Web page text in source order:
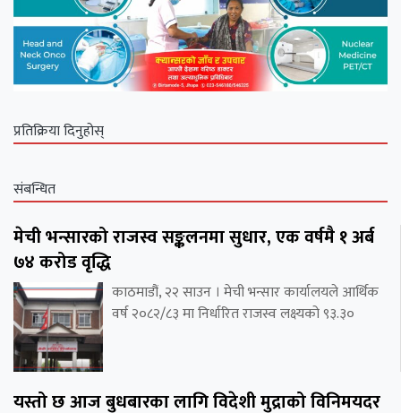
प्रतिक्रिया दिनुहोस्
संबन्धित
मेची भन्सारको राजस्व सङ्कलनमा सुधार, एक वर्षमै १ अर्ब
७४ करोड वृद्धि
काठमाडौं, २२ साउन । मेची भन्सार कार्यालयले आर्थिक
वर्ष २०८२/८३ मा निर्धारित राजस्व लक्ष्यको ९३.३०
यस्तो छ आज बुधबारका लागि विदेशी मुद्राको विनिमयदर